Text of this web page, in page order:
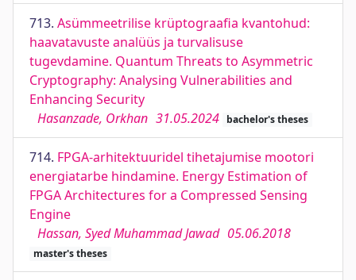
713. Asümmeetrilise krüptograafia kvantohud:
haavatavuste analüüs ja turvalisuse
tugevdamine. Quantum Threats to Asymmetric
Cryptography: Analysing Vulnerabilities and
Enhancing Security
Hasanzade, Orkhan 31.05.2024 bachelor's theses
714. FPGA-arhitektuuridel tihetajumise mootori
energiatarbe hindamine. Energy Estimation of
FPGA Architectures for a Compressed Sensing
Engine
Hassan, Syed Muhammad Jawad 05.06.2018
master's theses